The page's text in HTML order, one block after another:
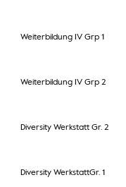
Weiterbildung IV Grp 1
Weiterbildung IV Grp 2
Diversity Werkstatt Gr. 2
Diversity WerkstattGr. 1